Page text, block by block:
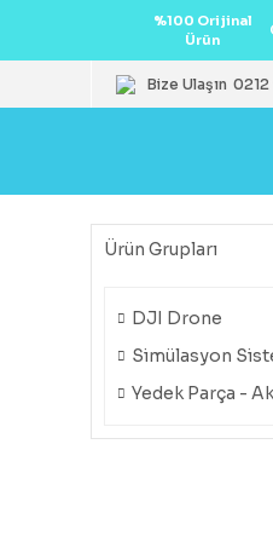
%100 Orijinal
Ürün
Bize Ulaşın
Ürün Grupları
DJI Drone
Simülasyon
Yedek Parça -